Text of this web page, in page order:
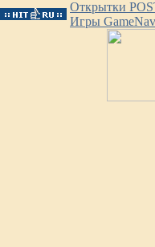
Открытки
Игры